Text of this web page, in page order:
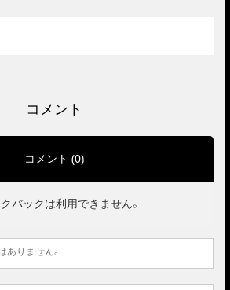
コメント
コメント (0)
バックは利用できません。
ありません。